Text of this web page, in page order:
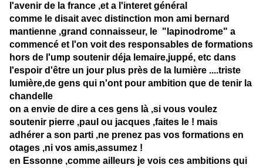
l'avenir de la france ,et a l'interet général
comme le disait avec distinction mon ami bernard
mantienne ,grand connaisseur, le "lapinodrome" a
commencé et l'on voit des responsables de formations
hors de l'ump soutenir déja lemaire,juppé, etc dans
l'espoir d'être un jour plus près de la lumière ....triste
lumière,de gens qui n'ont pour ambition que de tenir la
chandelle
on a envie de dire a ces gens là ,si vous voulez
soutenir pierre ,paul ou jacques ,faites le ! mais
adhérer a son parti ,ne prenez pas vos formations en
otages ,ni vos amis,assumez !
en Essonne ,comme ailleurs je vois ces ambitions qui